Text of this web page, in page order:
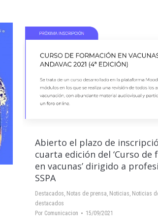
Abierto el plazo de
cuarta edición del ‘Curso de
en vacunas’ dirigido a
SSPA
Destacados, Notas de prensa, Noticias, Noticias
destacados
Por Comunicacion 15/09/2021